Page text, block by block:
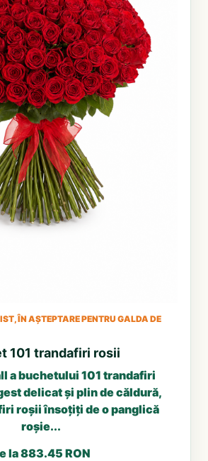
ÎN AȘTEPTARE PENTRU GALDA DE
101 trandafiri rosii
a buchetului 101 trandafiri
delicat și plin de căldură,
roșii însoțiți de o panglică
roșie...
la 883.45 RON